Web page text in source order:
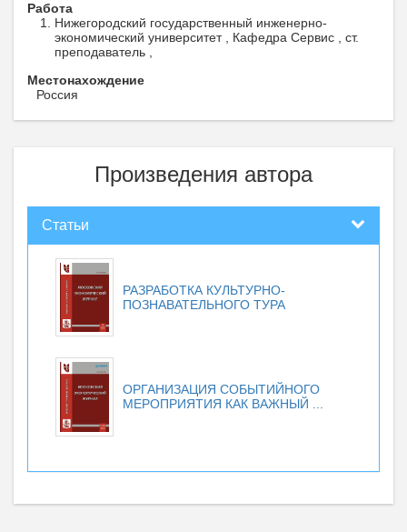
Работа
Нижегородский государственный инженерно-
экономический университет , Кафедра Сервис , ст.
преподаватель ,
Местонахождение
Россия
Произведения автора
Статьи
РАЗРАБОТКА КУЛЬТУРНО-
ПОЗНАВАТЕЛЬНОГО ТУРА
ОРГАНИЗАЦИЯ СОБЫТИЙНОГО
МЕРОПРИЯТИЯ КАК ВАЖНЫЙ ...